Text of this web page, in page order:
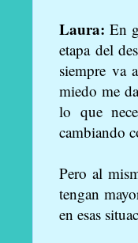
Laura:En
etapa del
siempre va
miedo me
lo que
cambiando
Pero al
tengan
en esas